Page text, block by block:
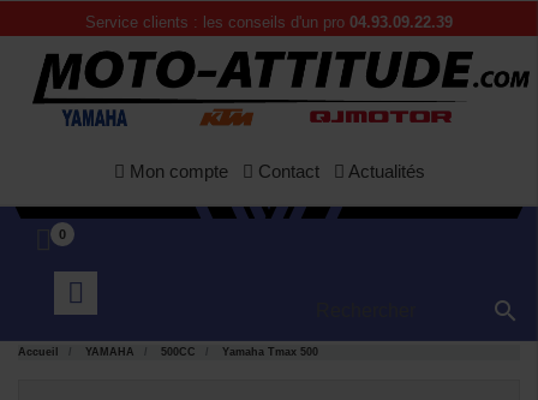
Service clients : les conseils d'un pro 04.93.09.22.39
Mon compte Contact Actualités
0

Accueil YAMAHA 500CC Yamaha Tmax 500
APERÇU